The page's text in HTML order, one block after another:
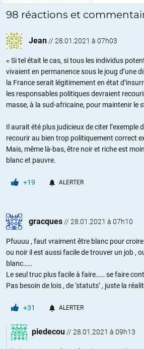
98 réactions et
Jean // 28.01.2021 à 07h03
« Si tel était le cas, si tous les individus
vivaient en permanence sous le joug d’une
la France serait légitimement en état
les responsables politiques devraient
masse, à la sud-africaine, pour maintenir le
Il aurait été plus judicieux de citer l’exemple
recourir au bien trop politiquement correct
Mais, même là-bas, être noir et riche est
blanc et pauvre.
+19 ALERTER
gracques // 28.01.2021 à 07h10
Pfuuuu , faut vraiment être blanc pour
ou noir il est aussi facile de trouver un job ,
blanc……
Le seul truc plus facile à faire…… se faire
Pas besoin de lois , de ‘statuts’ , juste la
+31 ALERTER
piedecou // 28.01.2021 à 09h13